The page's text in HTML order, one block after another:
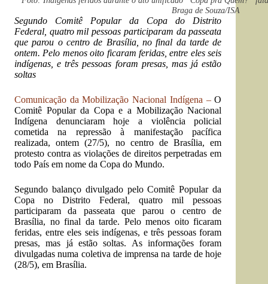
Braga de Souza/ISA
Segundo Comitê Popular da Copa do Distrito
Federal, quatro mil pessoas participaram da passeata
que parou o centro de Brasília, no final da tarde de
ontem. Pelo menos oito ficaram feridas, entre eles seis
indígenas, e três pessoas foram presas, mas já estão
soltas
Comunicação da Mobilização Nacional Indígena –O
Comitê Popular da Copa e a Mobilização Nacional
Indígena denunciaram hoje a violência policial
cometida na repressão à manifestação pacífica
realizada, ontem (27/5), no centro de Brasília, em
protesto contra as violações de direitos perpetradas em
todo País em nome da Copa do Mundo.
Segundo balanço divulgado pelo Comitê Popular da
Copa no Distrito Federal, quatro mil pessoas
participaram da passeata que parou o centro de
Brasília, no final da tarde. Pelo menos oito ficaram
feridas, entre eles seis indígenas, e três pessoas foram
presas, mas já estão soltas. As informações foram
divulgadas numa coletiva de imprensa na tarde de hoje
(28/5), em Brasília.